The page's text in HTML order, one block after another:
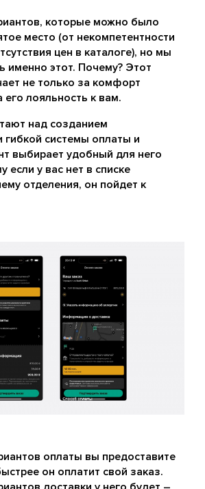
которые можно было
место (от некомпетентности
цен в каталоге), но мы
именно этот. Почему? Этот
не только за комфорт
его лояльность к вам.
над созданием
гибкой системы оплаты и
выбирает удобный для него
если у вас нет в списке
отделения, он пойдет к
оплаты вы предоставите
он оплатит свой заказ.